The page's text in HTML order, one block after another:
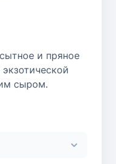
и пряное
сыром.